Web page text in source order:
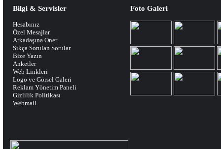
Bilgi & Servisler
Hesabınız
Özel Mesajlar
Arkadaşına Öner
Sıkça Sorulan Sorular
Bize Yazın
Anketler
Web Linkleri
Logo ve Görsel Galeri
Reklam Yönetim Paneli
Gizlilik Politikası
Webmail
Foto Galeri